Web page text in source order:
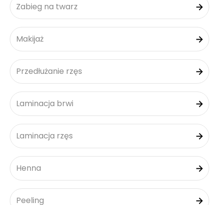
Zabieg na twarz
Makijaż
Przedłużanie rzęs
Laminacja brwi
Laminacja rzęs
Henna
Peeling